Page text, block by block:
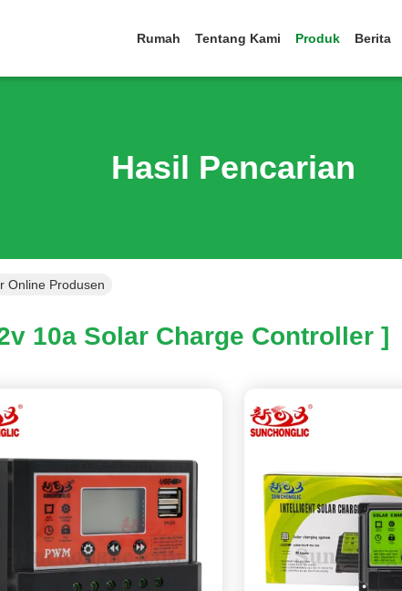
Rumah Tentang Kami Produk Berita
Hasil Pencarian
Online Produsen
10a Solar Charge Controller ]